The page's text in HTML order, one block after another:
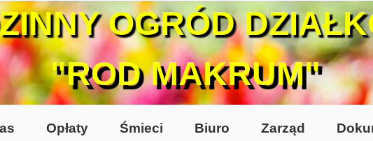
Opłaty Śmieci Biuro Zarząd
OGRÓD
"ROD MAKRUM"